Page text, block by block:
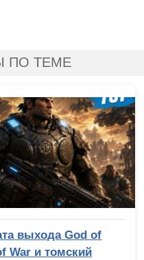
ПО ТЕМЕ
выхода God of
War и томский